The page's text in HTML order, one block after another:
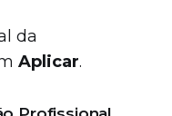
da
Aplicar.